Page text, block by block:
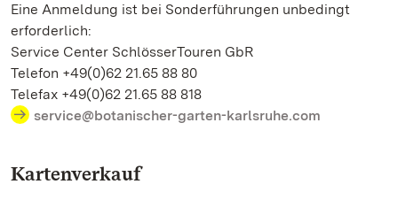
Eine Anmeldung ist bei Sonderführungen unbedingt
erforderlich:
Service Center SchlösserTouren GbR
Telefon +49(0)62 21.65 88 80
Telefax +49(0)62 21.65 88 818
service@botanischer-garten-karlsruhe.com
Kartenverkauf